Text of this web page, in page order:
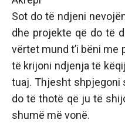
Sot do të ndjeni
dhe projekte që do të
vërtet mund t’i bëni me
të krijoni ndjenja të
tuaj. Thjesht shpjegoni
do të thotë që ju të
shumë më vonë.